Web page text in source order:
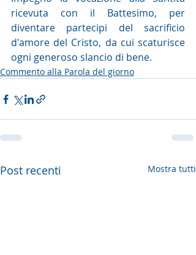
ricevuta con il Battesimo, per
diventare partecipi del sacrificio
d'amore del Cristo, da cui scaturisce
ogni generoso slancio di bene.
Commento alla Parola del giorno
Post recenti Mostra tutti